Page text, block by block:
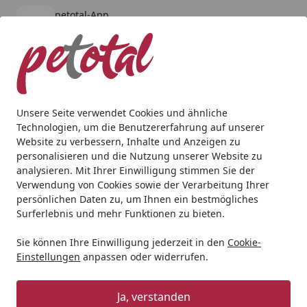
Unsere Seite verwendet Cookies und ähnliche
Technologien, um die Benutzererfahrung auf unserer
Website zu verbessern, Inhalte und Anzeigen zu
personalisieren und die Nutzung unserer Website zu
analysieren. Mit Ihrer Einwilligung stimmen Sie der
Verwendung von Cookies sowie der Verarbeitung Ihrer
persönlichen Daten zu, um Ihnen ein bestmögliches
Surferlebnis und mehr Funktionen zu bieten.
Sie können Ihre Einwilligung jederzeit in den Cookie-
Einstellungen anpassen oder widerrufen.
Ja, verstanden
petotal-App
kostenlos - Im App Store
Alle Produkte
Mein Konto
Suchen
Startseite
Hund Hundetrockenfutter EdgardCooper
Edgard&Cooper Frisches Huhn
Small 3kg Hundetrockenfutter